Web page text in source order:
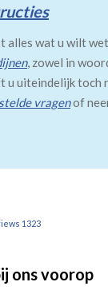
alles wat u wilt
, zowel in
u uiteindelijk toch
vragenof
1323
ons voorop